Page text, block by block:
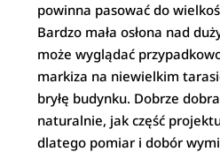
powinna pasować do
Bardzo mała osłona nad
może wyglądać
markiza na niewielkim
bryłę budynku. Dobrze
naturalnie, jak część
dlatego pomiar i dobór